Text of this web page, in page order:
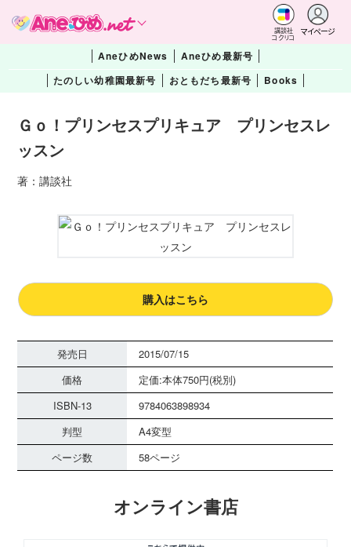
講談社
コクリコ
マイページ
AneひめNews
Aneひめ最新号
たのしい幼稚園最新号
おともだち最新号 Books
Ｇｏ！プリンセスプリキュア プリンセスレ
ッスン
著：講談社
購入はこちら
発売日
2015/07/15
価格
定価:本体750円(税別)
ISBN-13
9784063898934
判型
A4変型
ページ数
58ページ
オンライン書店